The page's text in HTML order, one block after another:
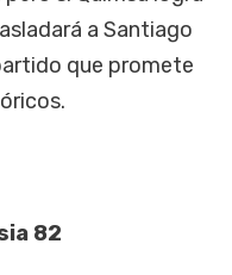
a Santiago
que promete
82